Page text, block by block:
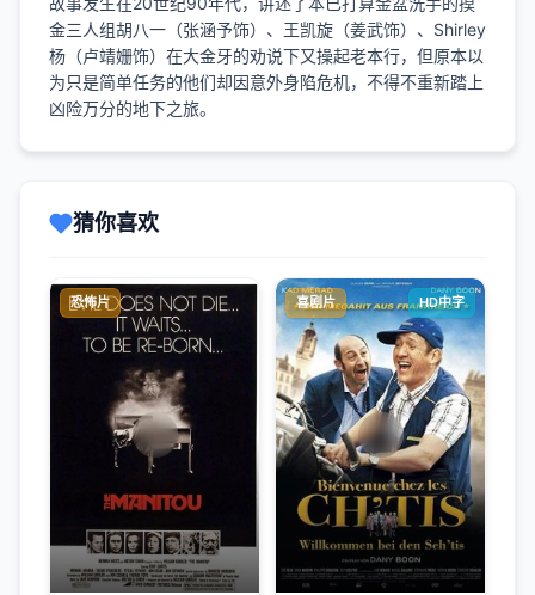
金三人组胡八一（张涵予饰）、王凯旋（姜武饰）、Shirley
杨（卢靖姗饰）在大金牙的劝说下又操起老本行，但原本以
为只是简单任务的他们却因意外身陷危机，不得不重新踏上
凶险万分的地下之旅。
猜你喜欢
恐怖片 喜剧片 HD中字